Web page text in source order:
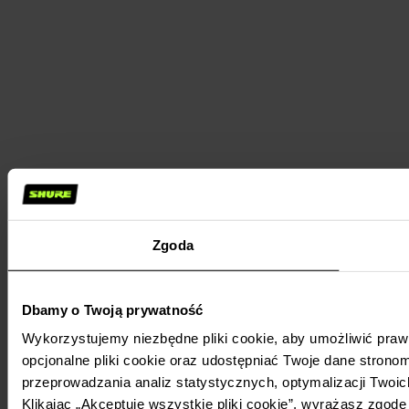
Zgoda
Dbamy o Twoją prywatność
Wykorzystujemy niezbędne pliki cookie, aby umożliwić
opcjonalne pliki cookie oraz udostępniać Twoje dane
przeprowadzania analiz statystycznych, optymalizacji
Klikając „Akceptuję wszystkie pliki cookie”, wyrażasz